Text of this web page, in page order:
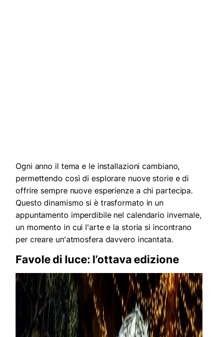
Ogni anno il tema e le installazioni cambiano,
permettendo così di esplorare nuove storie e di
offrire sempre nuove esperienze a chi partecipa.
Questo dinamismo si è trasformato in un
appuntamento imperdibile nel calendario invernale,
un momento in cui l'arte e la storia si incontrano
per creare un'atmosfera davvero incantata.
Favole di luce: l’ottava edizione